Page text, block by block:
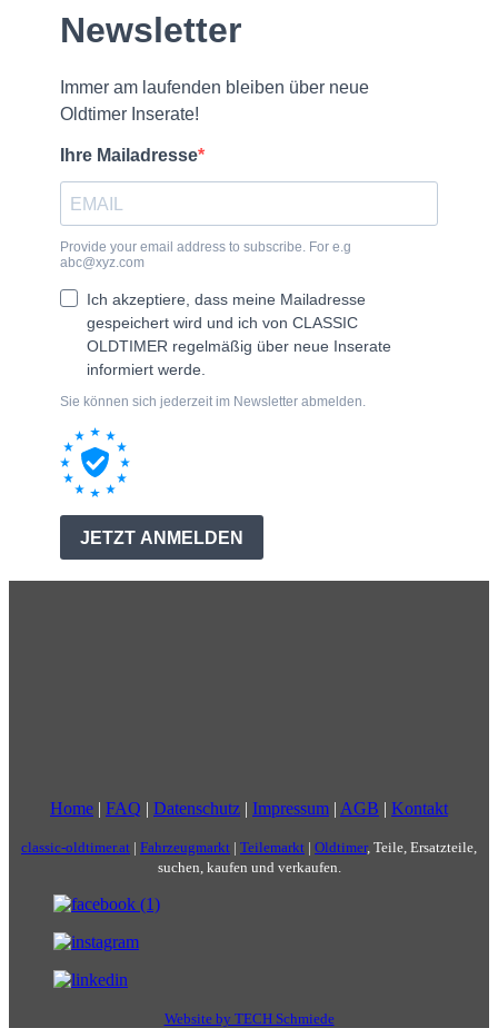
Home | FAQ | Datenschutz | Impressum | AGB | Kontakt
classic-oldtimer.at | Fahrzeugmarkt | Teilemarkt | Oldtimer, Teile, Ersatzteile,
suchen, kaufen und verkaufen.
Website by TECH Schmiede